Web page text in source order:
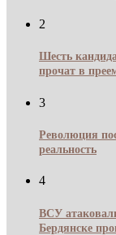
2
Шесть
прочат в
3
Революция
реальность
4
ВСУ
Бердянске